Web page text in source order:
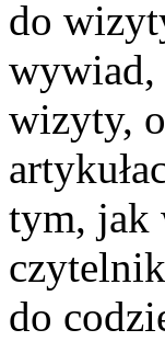
do
wywiad,
wizyty,
tym, jak
do